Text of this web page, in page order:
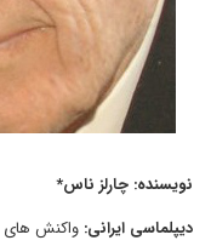
نویسنده: چارلز ناس*
دیپلماسی ایرانی: واکنش های